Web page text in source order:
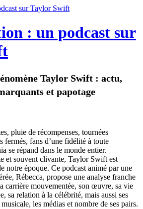
: un podcast sur
Taylor Swift : actu,
et papotage
pluie de récompenses, tournées
fermés, fans d’une fidélité à toute
se répand dans le monde entier.
et souvent clivante, Taylor Swift est
notre époque. Ce podcast animé par une
Rébecca, propose une analyse franche
carrière mouvementée, son œuvre, sa vie
sa relation à la célébrité, mais aussi ses
les médias et nombre de ses pairs.